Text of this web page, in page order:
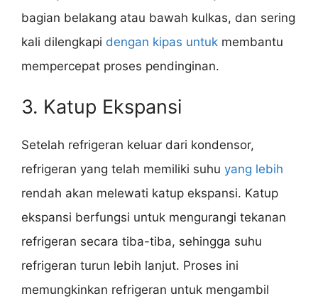
bagian belakang atau bawah kulkas, dan sering
kali dilengkapi dengan kipas untuk membantu
mempercepat proses pendinginan.
3. Katup Ekspansi
Setelah refrigeran keluar dari kondensor,
refrigeran yang telah memiliki suhu yang lebih
rendah akan melewati katup ekspansi. Katup
ekspansi berfungsi untuk mengurangi tekanan
refrigeran secara tiba-tiba, sehingga suhu
refrigeran turun lebih lanjut. Proses ini
memungkinkan refrigeran untuk mengambil